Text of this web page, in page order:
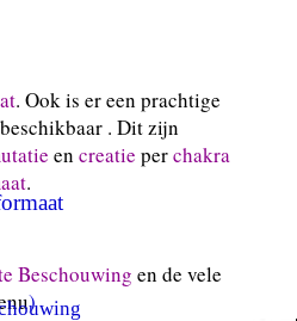
. Ook is er een prachtige
beschikbaar . Dit zijn
en creatie perchakra
.
Beschouwing en de vele
)